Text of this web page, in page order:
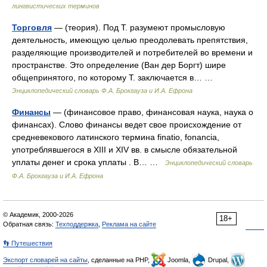
лингвистических терминов
Торговля — (теория). Под Т. разумеют промысловую
деятельность, имеющую целью преодолевать препятствия,
разделяющие производителей и потребителей во времени и
пространстве. Это определение (Ван дер Боргт) шире
общепринятого, по которому Т. заключается в… …
Энциклопедический словарь Ф.А. Брокгауза и И.А. Ефрона
Финансы — (финансовое право, финансовая наука, наука о
финансах). Слово финансы ведет свое происхождение от
средневекового латинского термина finatio, fonancia,
употреблявшегося в XIII и XIV вв. в смысле обязательной
уплаты денег и срока уплаты . В… …
Энциклопедический словарь
Ф.А. Брокгауза и И.А. Ефрона
18+
© Академик, 2000-2026
Обратная связь: Техподдержка Реклама на сайте
👣 Путешествия
Экспорт словарей на сайты , сделанные на PHP, Joomla,
Drupal,